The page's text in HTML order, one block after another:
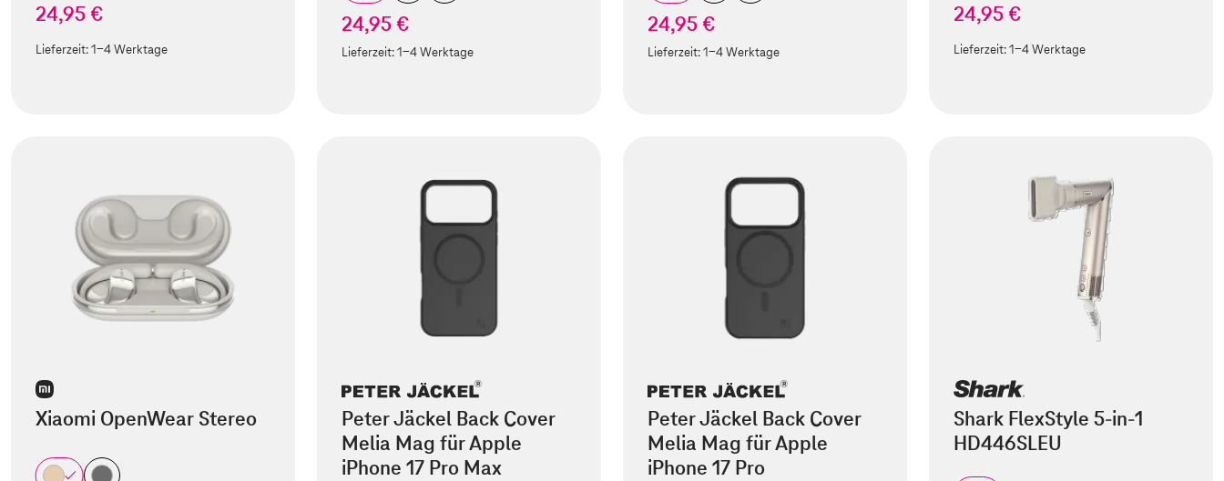
24,95 €
Lieferzeit:1-4 Werktage
24,95 €
Lieferzeit:1-4 Werktage
24,95 €
Lieferzeit:1-4 Werktage
24,95 €
Lieferzeit:1-4 Werktage
Xiaomi OpenWear Stereo
Peter Jäckel Back Cover
Melia Mag für Apple
iPhone 17 Pro Max
Peter Jäckel Back Cover
Melia Mag für Apple
iPhone 17 Pro
Shark FlexStyle 5-in-1
HD446SLEU